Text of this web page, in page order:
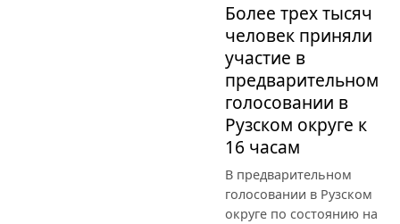
Более трех тысяч
человек приняли
участие в
предварительном
голосовании в
Рузском округе к
16 часам
В предварительном
голосовании в Рузском
округе по состоянию на